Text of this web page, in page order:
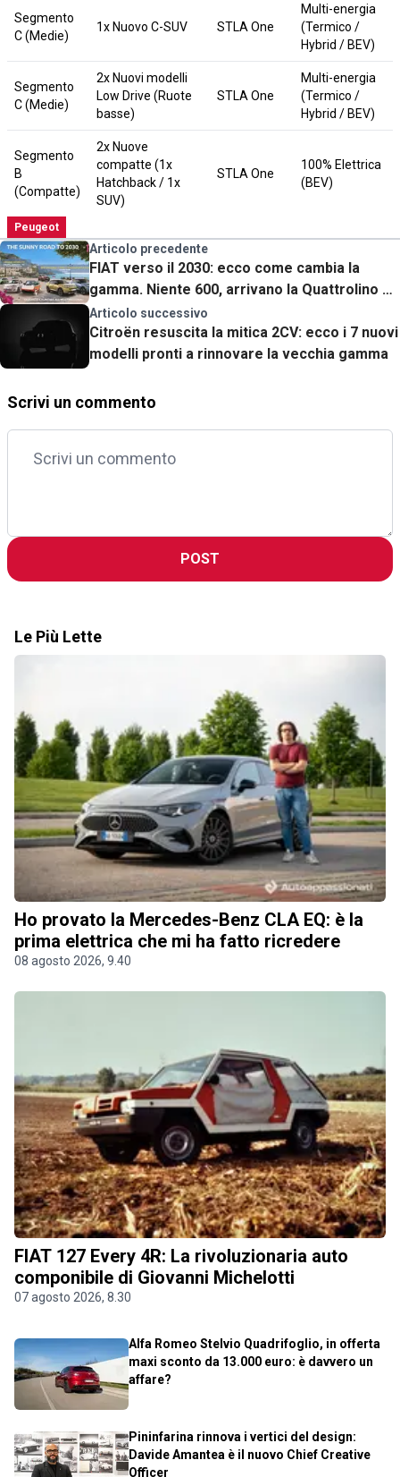
Segmento
C (Medie)
1x Nuovo C-SUV STLA One
Multi-energia
(Termico /
Hybrid / BEV)
Segmento
C (Medie)
2x Nuovi modelli
Low Drive (Ruote
basse)
STLA One
Multi-energia
(Termico /
Hybrid / BEV)
Segmento
B
(Compatte)
2x Nuove
compatte (1x
Hatchback / 1x
SUV)
STLA One
100% Elettrica
(BEV)
Peugeot
Articolo precedente
FIAT verso il 2030: ecco come cambia la
gamma. Niente 600, arrivano la Quattrolino e i
nuovi SUV Grizzly
Articolo successivo
Citroën resuscita la mitica 2CV: ecco i 7 nuovi
modelli pronti a rinnovare la vecchia gamma
Scrivi un commento
POST
Le Più Lette
Ho provato la Mercedes-Benz CLA EQ: è la
prima elettrica che mi ha fatto ricredere
08 agosto 2026, 9.40
FIAT 127 Every 4R: La rivoluzionaria auto
componibile di Giovanni Michelotti
07 agosto 2026, 8.30
Alfa Romeo Stelvio Quadrifoglio, in offerta
maxi sconto da 13.000 euro: è davvero un
affare?
Pininfarina rinnova i vertici del design:
Davide Amantea è il nuovo Chief Creative
Officer